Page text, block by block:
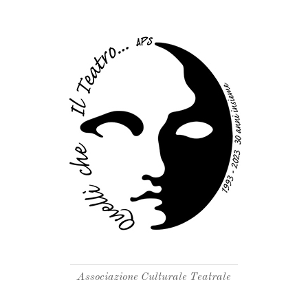
Associazione Culturale Teatrale